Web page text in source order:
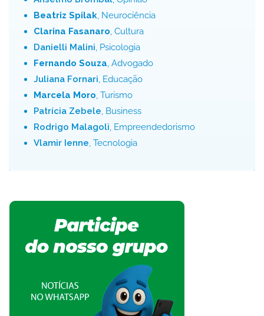
Beatriz Spilak, Neurociência
Clarina Fasanaro, Cultura
Danielli Malini, Psicologia
Fernando Souza, Advogado
Juliana Fornari, Educação
Marcela Moro, Turismo
Patrícia Zebele, Business
Rodrigo Malagoli, Empreendedorismo
Vlamir Ienne, Tecnologia